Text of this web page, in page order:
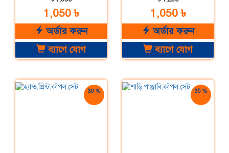
1,050 ৳
অর্ডার করুন
ব্যাগে যোগ
1,050 ৳
অর্ডার করুন
ব্যাগে যোগ
30 %
35 %